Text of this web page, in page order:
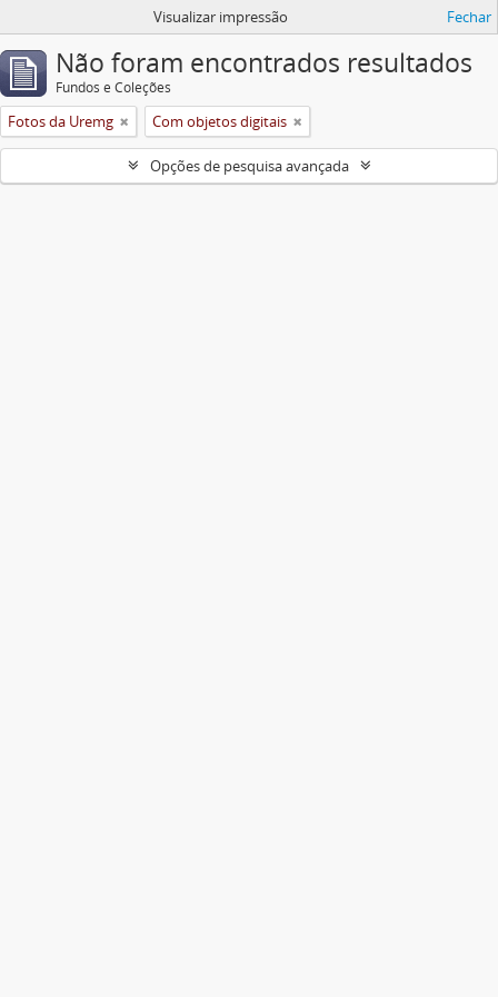
Visualizar impressão Fechar
Não foram encontrados resultados
Fundos e Coleções
Fotos da Uremg Com objetos digitais
Opções de pesquisa avançada